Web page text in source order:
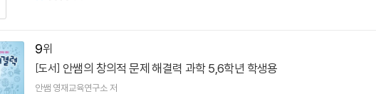
9
[도서] 안쌤의 창의적 문제 해결력 과학 5,6학년 학생용
안쌤 영재교육연구소 저